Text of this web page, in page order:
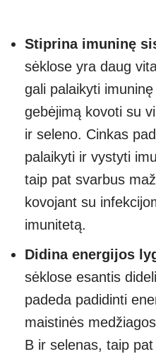
Stiprina imuninę
sėklose yra daug
gali palaikyti
gebėjimą kovoti su
ir seleno. Cinkas
palaikyti ir vystyti
taip pat svarbus
kovojant su
imunitetą.
Didina energijos
sėklose esantis
padeda padidinti
maistinės
B ir selenas, taip